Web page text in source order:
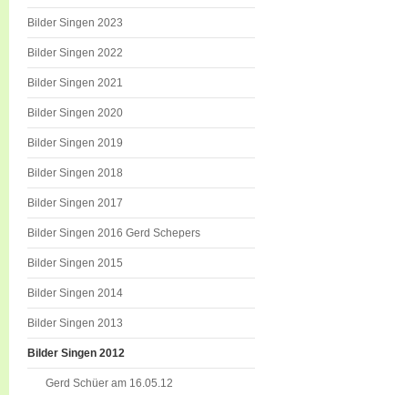
Bilder Singen 2023
Bilder Singen 2022
Bilder Singen 2021
Bilder Singen 2020
Bilder Singen 2019
Bilder Singen 2018
Bilder Singen 2017
Bilder Singen 2016 Gerd Schepers
Bilder Singen 2015
Bilder Singen 2014
Bilder Singen 2013
Bilder Singen 2012
Gerd Schüer am 16.05.12